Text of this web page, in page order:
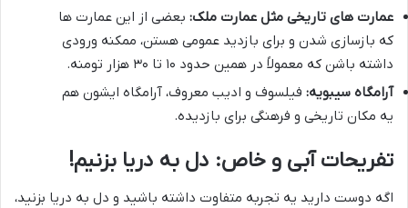
عمارت های تاریخی مثل عمارت ملک: بعضی از این عمارت ها
که بازسازی شدن و برای بازدید عمومی هستن، ممکنه ورودی
داشته باشن که معمولاً در همین حدود ۱۰ تا ۳۰ هزار تومنه.
آرامگاه سیبویه: فیلسوف و ادیب معروف، آرامگاه ایشون هم
یه مکان تاریخی و فرهنگی برای بازدیده.
تفریحات آبی و خاص: دل به دریا بزنیم!
اگه دوست دارید یه تجربه متفاوت داشته باشید و دل به دریا بزنید،